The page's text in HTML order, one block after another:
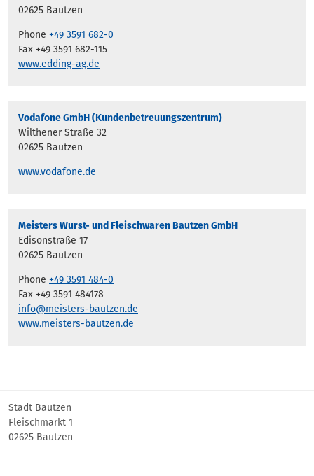
02625 Bautzen
Phone +49 3591 682-0
Fax +49 3591 682-115
www.edding-ag.de
Vodafone GmbH (Kundenbetreuungszentrum)
Wilthener Straße 32
02625 Bautzen
www.vodafone.de
Meisters Wurst- und Fleischwaren Bautzen GmbH
Edisonstraße 17
02625 Bautzen
Phone +49 3591 484-0
Fax +49 3591 484178
info@meisters-bautzen.de
www.meisters-bautzen.de
Stadt Bautzen
Fleischmarkt 1
02625 Bautzen